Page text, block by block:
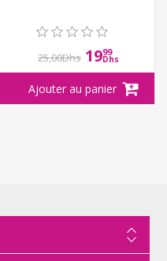
25,00Dhs 1999
Dhs